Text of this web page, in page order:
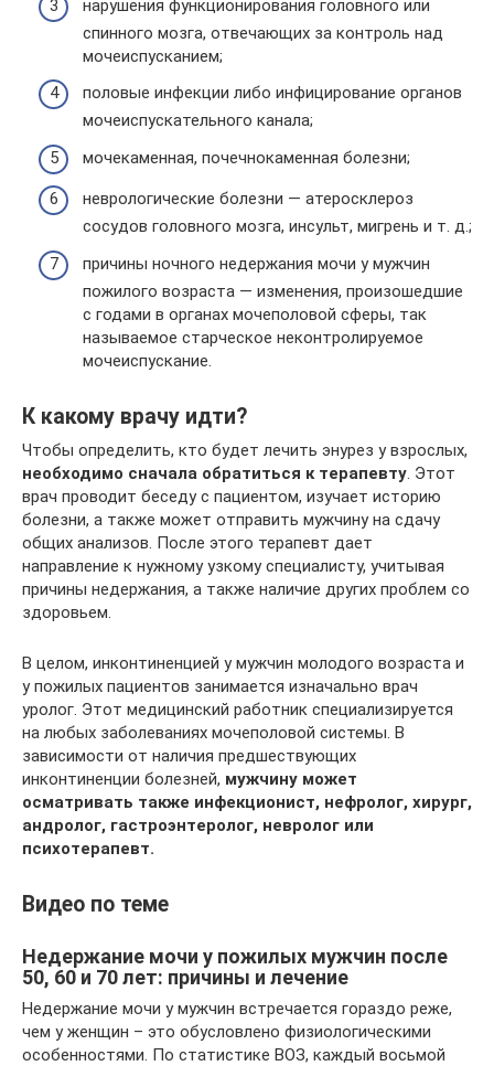
нарушения функционирования головного или
спинного мозга, отвечающих за контроль над
мочеиспусканием;
половые инфекции либо инфицирование органов
мочеиспускательного канала;
мочекаменная, почечнокаменная болезни;
неврологические болезни — атеросклероз
сосудов головного мозга, инсульт, мигрень и т. д.;
причины ночного недержания мочи у мужчин
пожилого возраста — изменения, произошедшие
с годами в органах мочеполовой сферы, так
называемое старческое неконтролируемое
мочеиспускание.
К какому врачу идти?
Чтобы определить, кто будет лечить энурез у взрослых,
необходимо сначала обратиться к терапевту . Этот
врач проводит беседу с пациентом, изучает историю
болезни, а также может отправить мужчину на сдачу
общих анализов. После этого терапевт дает
направление к нужному узкому специалисту, учитывая
причины недержания, а также наличие других проблем со
здоровьем.
В целом, инконтиненцией у мужчин молодого возраста и
у пожилых пациентов занимается изначально врач
уролог. Этот медицинский работник специализируется
на любых заболеваниях мочеполовой системы. В
зависимости от наличия предшествующих
инконтиненции болезней, мужчину может
осматривать также инфекционист, нефролог, хирург,
андролог, гастроэнтеролог, невролог или
психотерапевт.
Видео по теме
Недержание мочи у пожилых мужчин после
50, 60 и 70 лет: причины и лечение
Недержание мочи у мужчин встречается гораздо реже,
чем у женщин – это обусловлено физиологическими
особенностями. По статистике ВОЗ, каждый восьмой